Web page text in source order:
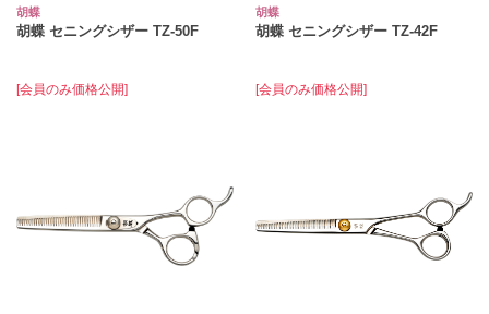
胡蝶
胡蝶 セニングシザー TZ-50F
[会員のみ価格公開]
胡蝶
胡蝶 セニングシザー TZ-42F
[会員のみ価格公開]